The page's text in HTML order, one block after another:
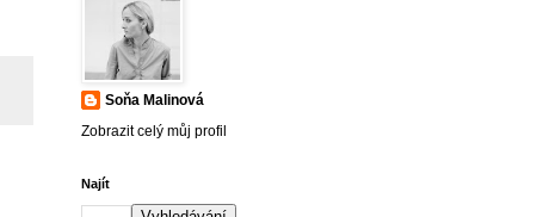
Soňa Malinová
Zobrazit celý můj profil
Najít